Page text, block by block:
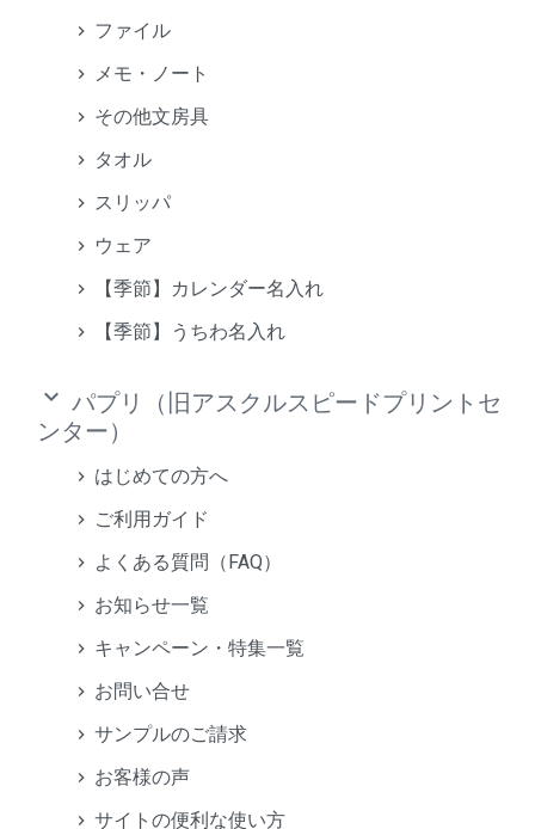
ファイル
メモ・ノート
その他文房具
タオル
スリッパ
ウェア
【季節】カレンダー名入れ
【季節】うちわ名入れ
keyboard_arrow_down パプリ（旧アスクルスピードプリントセ
ンター）
はじめての方へ
ご利用ガイド
よくある質問（FAQ）
お知らせ一覧
キャンペーン・特集一覧
お問い合せ
サンプルのご請求
お客様の声
サイトの便利な使い方